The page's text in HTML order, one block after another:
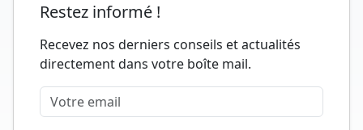
Restez informé !
Recevez nos derniers conseils et actualités
directement dans votre boîte mail.